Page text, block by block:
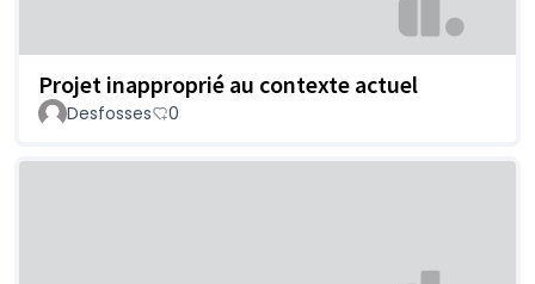
Projet inapproprié au contexte actuel
Desfosses 0